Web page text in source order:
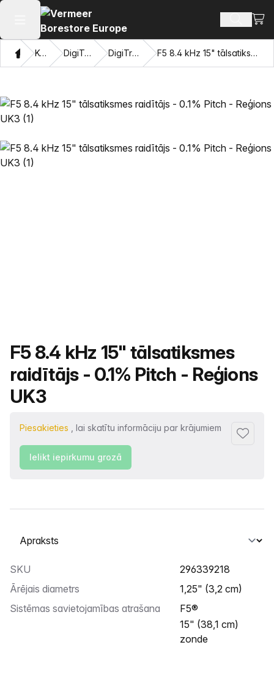
Atvērt galveno izvēlni Meklēt
Mājas
Katalogu DigiTrak® raidītāji DigiTrak F5® raidītāji F5 8.4 kHz 15" tālsatiksmes raidītājs - 0.1% Pitch - Reģions UK3
Produkta nosaukums
F5 8.4 kHz 15" tālsatiksmes
raidītājs - 0.1% Pitch - Reģions
UK3
Piesakieties , lai skatītu informāciju par krājumiem
Ielikt iepirkumu grozā
Atlasiet cilni
SKU
296339218
Ārējais diametrs
1,25" (3,2 cm)
Sistēmas savietojamības atrašana
F5®
15" (38,1 cm)
zonde